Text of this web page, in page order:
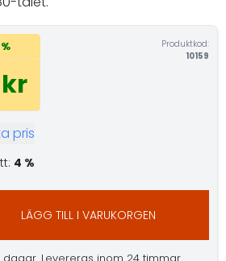
Produktkod:
10159
pris
4 %
LÄGG TILL I VARUKORGEN